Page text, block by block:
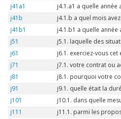
j41a1
j4.1.a1 a quelle année
j41b
j4.1.b a quel mois
j41b1
j4.1.b1 a quelle
j51
j5.1. laquelle des
j61
j6.1. exerciez-vous
j71
j7.1. votre contrat ou
j81
j8.1. pourquoi votre
j91
j9.1. quelle était la
j101
j10.1. dans quelle
j111
j11.1. parmi les